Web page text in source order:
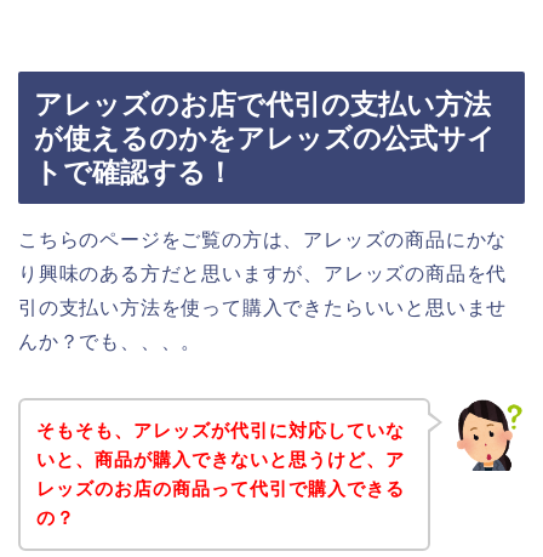
アレッズのお店で代引の支払い方法
が使えるのかをアレッズの公式サイ
トで確認する！
こちらのページをご覧の方は、アレッズの商品にかな
り興味のある方だと思いますが、アレッズの商品を代
引の支払い方法を使って購入できたらいいと思いませ
んか？でも、、、。
そもそも、アレッズが代引に対応していな
いと、商品が購入できないと思うけど、ア
レッズのお店の商品って代引で購入できる
の？